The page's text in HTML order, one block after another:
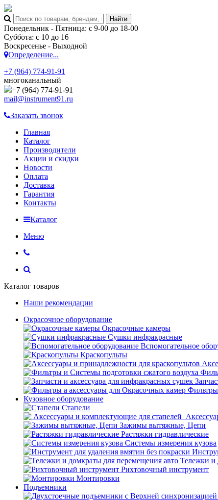
Понедельник - Пятница: с 9-00 до 18-00
Суббота: с 10 до 16
Воскресенье - Выходной
Определение...
+7 (964) 774-91-91
многоканальный
+7 (964) 774-91-91
mail@instrument91.ru
Заказать звонок
Главная
Каталог
Производители
Акции и скидки
Новости
Оплата
Доставка
Гарантия
Контакты
Каталог
Меню
Каталог товаров
Наши рекомендации
Окрасочное оборудование
Окрасочные камеры
Сушки инфракрасные
Вспомогательное
Краскопульты
Фильтры
Кузовное оборудование
Стапели
Зажимы вытяжные, Цепи
Растяжки гидравлические
Системы измерения кузова
Тележки и
Рихтовочный инструмент
Монтировки
Подъемники